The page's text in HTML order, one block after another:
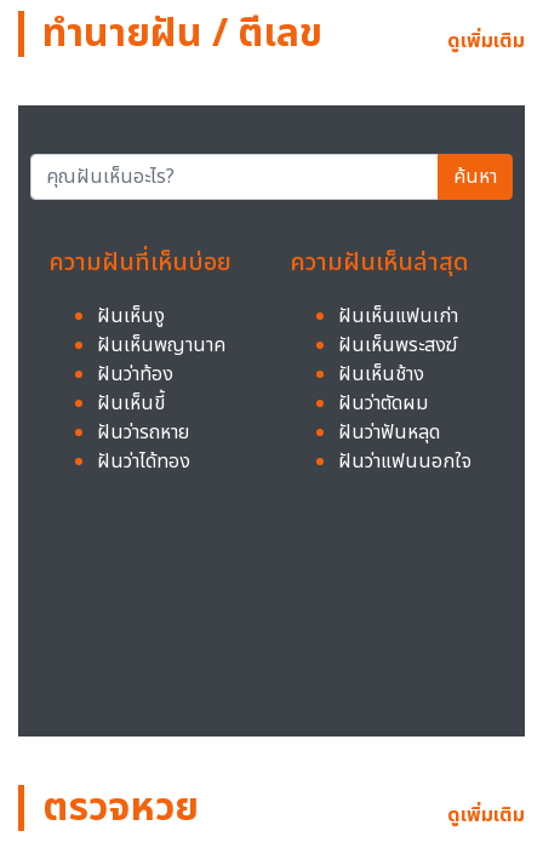
ทำนายฝัน / ตีเลข ดูเพิ่มเติม
ค้นหา
ความฝันที่เห็นบ่อย
ฝันเห็นงู
ฝันเห็นพญานาค
ฝันว่าท้อง
ฝันเห็นขี้
ฝันว่ารถหาย
ฝันว่าได้ทอง
ความฝันเห็นล่าสุด
ฝันเห็นแฟนเก่า
ฝันเห็นพระสงฆ์
ฝันเห็นช้าง
ฝันว่าตัดผม
ฝันว่าฟันหลุด
ฝันว่าแฟนนอกใจ
ตรวจหวย ดูเพิ่มเติม